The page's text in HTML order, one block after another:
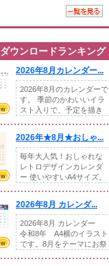
ダウンロードランキング
2026年8月カレンダー...
2026年8月のカレンダーで
す。 季節のかわいいイラ
スト入りで、予定を描き
2026年★8月★おしゃ...
毎年大人気！おしゃれな
レトロデザインカレンダ
ー 使いやすいA4サイズ。
2026年8月 カレンダ...
2026年8月 カレンダー
令和8年 A4横のイラスト
です。8月をテーマにお祭